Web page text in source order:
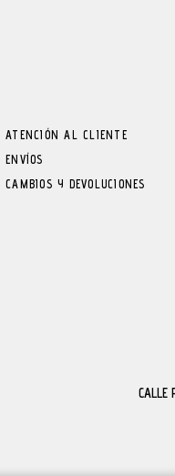
ATENCIÓN AL CLIENTE
ENVÍOS
CAMBIOS Y DEVOLUCIONES